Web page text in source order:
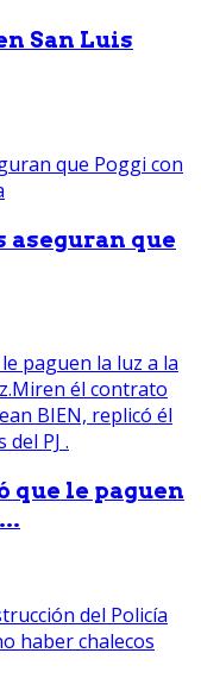
San Luis
aseguran que
le paguen